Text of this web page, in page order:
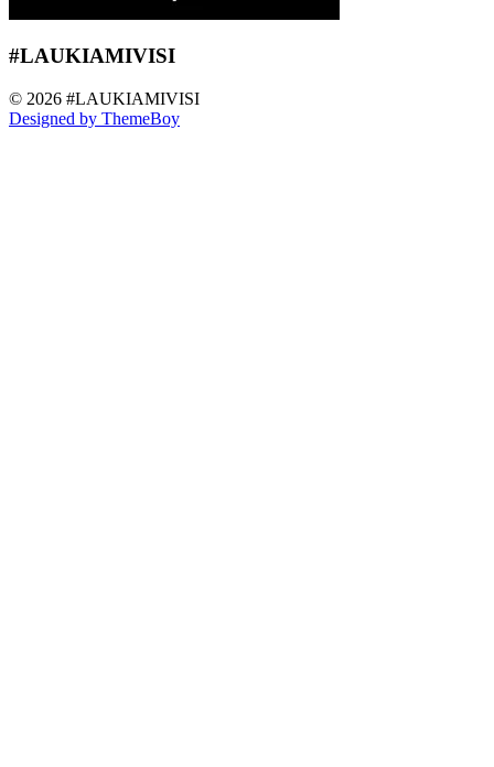
#LAUKIAMIVISI
© 2026 #LAUKIAMIVISI
Designed by ThemeBoy